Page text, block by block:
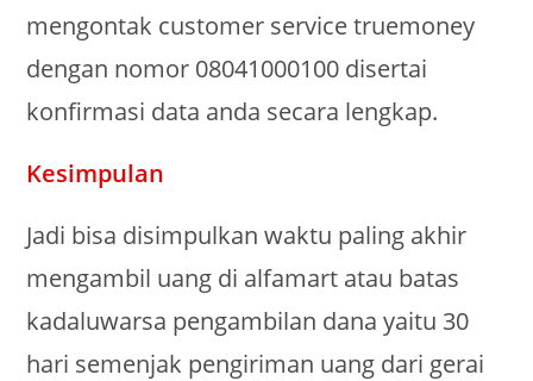
mengontak customer service truemoney
dengan nomor 08041000100 disertai
konfirmasi data anda secara lengkap.
Kesimpulan
Jadi bisa disimpulkan waktu paling akhir
mengambil uang di alfamart atau batas
kadaluwarsa pengambilan dana yaitu 30
hari semenjak pengiriman uang dari gerai